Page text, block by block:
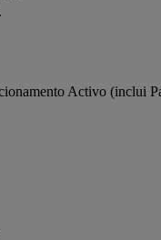
Activo (inclui